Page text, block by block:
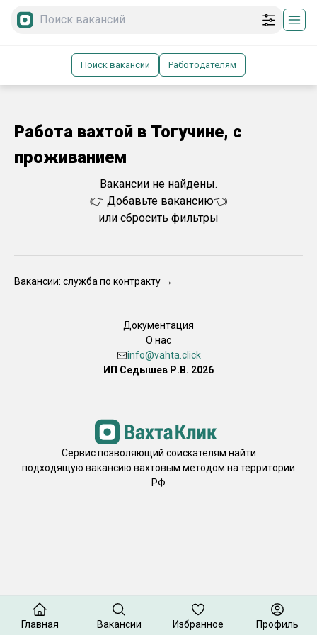
Поиск вакансии Работодателям
Работа вахтой в Тогучине, с
проживанием
Вакансии не найдены.
👉 Добавьте вакансию👈
или сбросить фильтры
Вакансии: служба по контракту →
Документация
О нас
info@vahta.click
ИП Седышев Р.В. 2026
Сервис позволяющий соискателям найти
подходящую вакансию вахтовым методом на территории
РФ
Главная Вакансии Избранное Профиль